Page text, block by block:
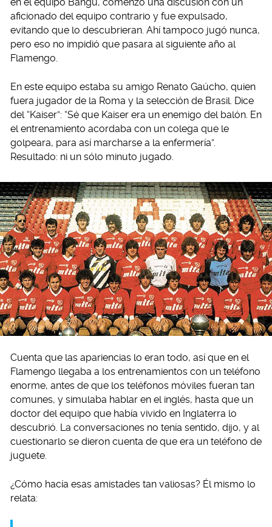
en el equipo Bangu, comenzó una discusión con un
aficionado del equipo contrario y fue expulsado,
evitando que lo descubrieran. Ahí tampoco jugó nunca,
pero eso no impidió que pasara al siguiente año al
Flamengo.
En este equipo estaba su amigo Renato Gaúcho, quien
fuera jugador de la Roma y la selección de Brasil. Dice
del “Kaiser”: “Sé que Kaiser era un enemigo del balón. En
el entrenamiento acordaba con un colega que le
golpeara, para así marcharse a la enfermería”.
Resultado: ni un sólo minuto jugado.
Cuenta que las apariencias lo eran todo, así que en el
Flamengo llegaba a los entrenamientos con un teléfono
enorme, antes de que los teléfonos móviles fueran tan
comunes, y simulaba hablar en el inglés, hasta que un
doctor del equipo que había vivido en Inglaterra lo
descubrió. La conversaciones no tenía sentido, dijo, y al
cuestionarlo se dieron cuenta de que era un teléfono de
juguete.
¿Cómo hacía esas amistades tan valiosas? Él mismo lo
relata: